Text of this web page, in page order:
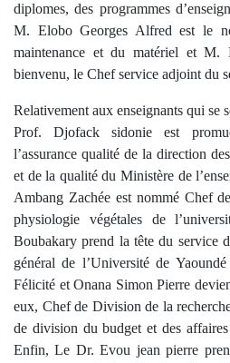
diplomes, des programmes
M. Elobo Georges Alfred est le
maintenance et du matériel et M.
bienvenu, le Chef service adjoint du
Relativement aux enseignants qui se
Prof. Djofack sidonie est
l’assurance qualité de la direction
et de la qualité du Ministère de
Ambang Zachée est nommé Chef
physiologie végétales de
Boubakary prend la tête du service
général de l’Université de
Félicité et Onana Simon Pierre
eux, Chef de Division de la
de division du budget et des
Enfin, Le Dr. Evou jean pierre